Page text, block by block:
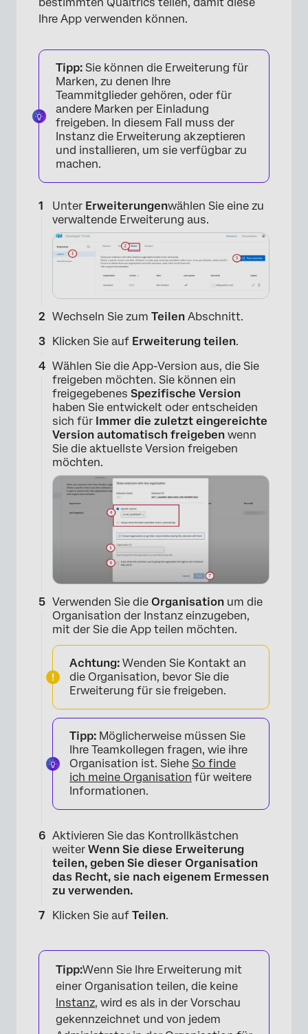
Ihre App verwenden können.
Tipp: Sie können die Erweiterung für
Marken, zu denen Ihre
Teammitglieder gehören, oder für
andere Marken per Einladung
freigeben. In diesem Fall muss der
Instanz die Erweiterung akzeptieren
und installieren, um sie verfügbar zu
machen.
Unter Erweiterungenwählen Sie eine zu
verwaltende Erweiterung aus.
×
Wechseln Sie zum Teilen Abschnitt.
Klicken Sie auf Erweiterung teilen.
Wählen Sie die App-Version aus, die Sie
freigeben möchten. Sie können ein
freigegebenes Spezifische Version
haben Sie entwickelt oder entscheiden
sich für Immer die zuletzt eingereichte
Version automatisch freigeben wenn
Sie die aktuellste Version freigeben
möchten.
Verwenden Sie die Organisation um die
Organisation der Instanz einzugeben,
mit der Sie die App teilen möchten.
Achtung: Wenden Sie Kontakt an
die Organisation, bevor Sie die
Erweiterung für sie freigeben.
Tipp: Möglicherweise müssen Sie
Ihre Teamkollegen fragen, wie ihre
Organisation ist. Siehe So finde
ich meine Organisation für weitere
Informationen.
Aktivieren Sie das Kontrollkästchen
weiter Wenn Sie diese Erweiterung
teilen, geben Sie dieser Organisation
das Recht, sie nach eigenem Ermessen
zu verwenden.
Klicken Sie auf Teilen.
Tipp:Wenn Sie Ihre Erweiterung mit
einer Organisation teilen, die keine
Instanz, wird es als in der Vorschau
gekennzeichnet und von jedem